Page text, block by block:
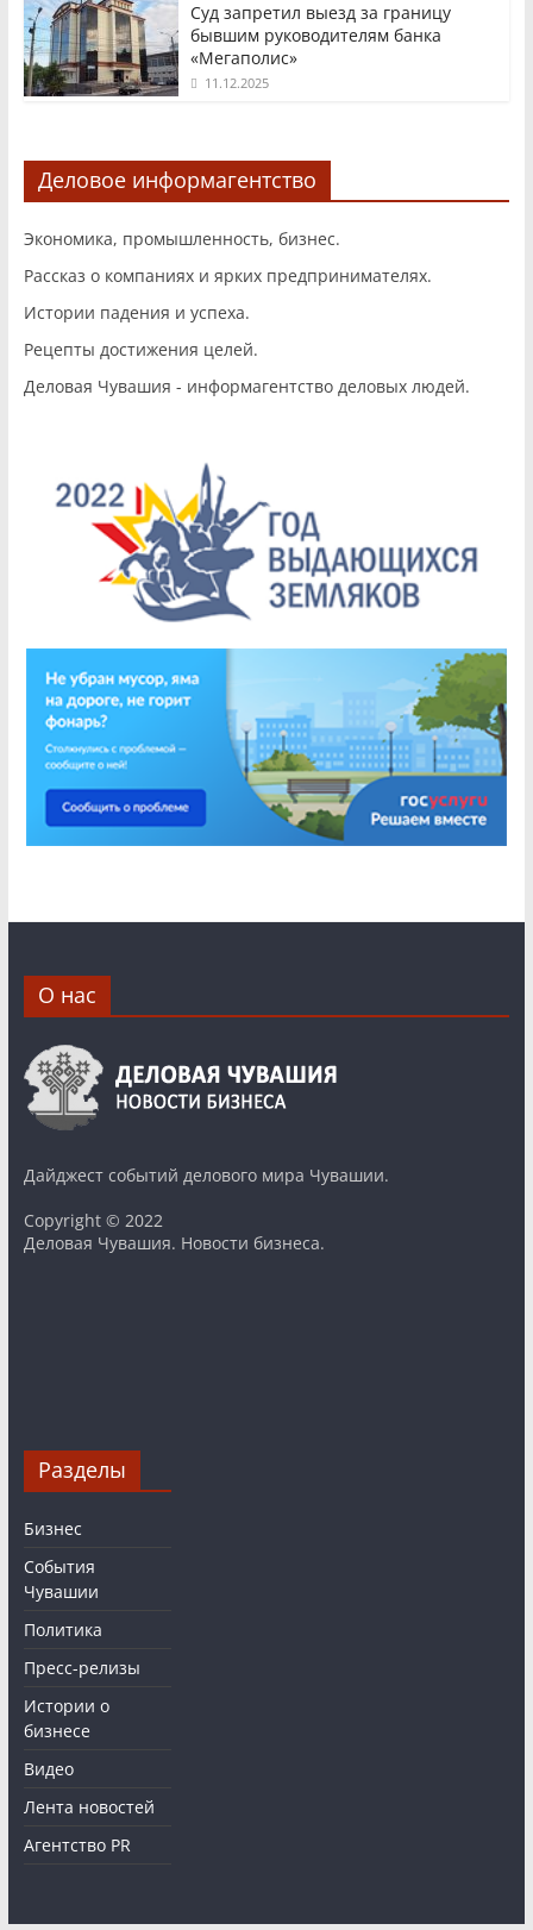
Суд запретил выезд за границу
бывшим руководителям банка
«Мегаполис»
11.12.2025
Деловое информагентство
Экономика, промышленность, бизнес.
Рассказ о компаниях и ярких предпринимателях.
Истории падения и успеха.
Рецепты достижения целей.
Деловая Чувашия - информагентство деловых людей.
О нас
Дайджест событий делового мира Чувашии.
Copyright © 2022
Деловая Чувашия. Новости бизнеса.
Разделы
Бизнес
События
Чувашии
Политика
Пресс-релизы
Истории о
бизнесе
Видео
Лента новостей
Агентство PR